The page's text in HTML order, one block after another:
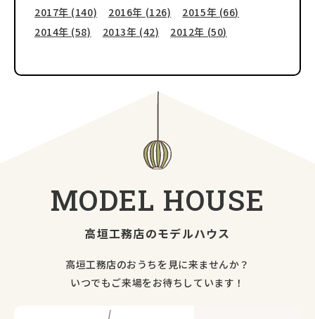
2017年 (140)
2016年 (126)
2015年 (66)
2014年 (58)
2013年 (42) 2012年 (50)
MODEL HOUSE
高垣工務店のモデルハウス
高垣工務店のおうちを見に来ませんか？
いつでもご来場をお待ちしています！